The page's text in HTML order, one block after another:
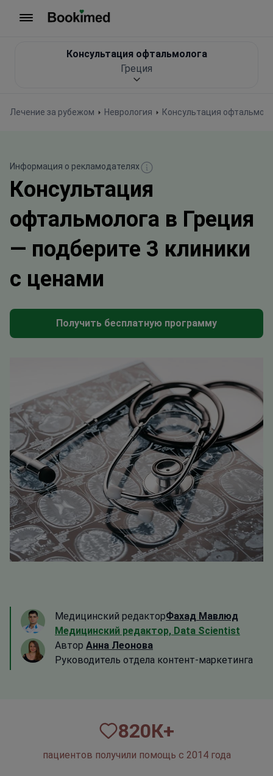
Лечение за рубежом Неврология Консультация
Консультация офтальмолога
Греция
Информация о рекламодателях
Консультация
офтальмолога в Греция
— подберите 3 клиники
с ценами
Получить бесплатную программу
Медицинский редакторФахад Мавлюд
Медицинский редактор, Data Scientist
Автор Анна Леонова
Руководитель отдела контент-маркетинга
820К+
пациентов получили помощь с 2014 года